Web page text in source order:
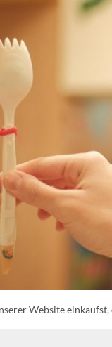
Website